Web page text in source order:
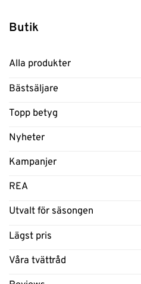
Butik
Alla produkter
Bästsäljare
Topp betyg
Nyheter
Kampanjer
REA
Utvalt för säsongen
Lägst pris
Våra tvättråd